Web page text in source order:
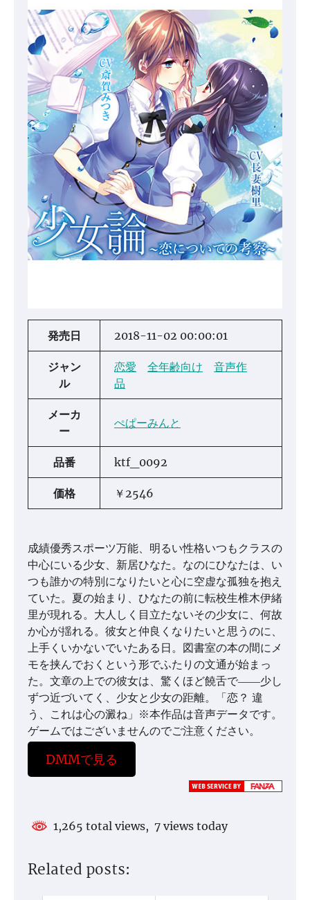
発売日 2018-11-02 00:00:01
ジャン
ル
恋愛 全年齢向け
音声作
品
メーカ
ー
ぺぱーみんと
品番 ktf_0092
価格 ￥2546
成績優秀スポーツ万能、明るい性格いつもクラスの
中心にいる少女、新居ひなた。なのにひなたは、い
つも誰かの特別になりたいと心に空虚な孤独を抱え
ていた。夏の始まり、ひなたの前に転校生椎木伊緒
里が現れる。大人しく目立たないその少女に、何故
か心が揺れる。彼女と仲良くなりたいと思うのに、
上手くいかないでいたある日。図書室の本の間にメ
モを挟んでおくという形でふたりの文通が始まっ
た。文章の上での彼女は、驚くほど饒舌で――少し
ずつ近づいてく、少女と少女の距離。「恋？ 違
う、これは心の澱ね」※本作品は音声データです。
ゲームではございませんのでご注意ください。
DMMで見る
1,265 total views, 7 views today
Related posts: